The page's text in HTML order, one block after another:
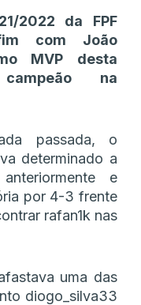
2022 da FPF
com João
MVP desta
na
passada, o
determinado a
e
por 4-3 frente
rafan1k nas
uma das
diogo_silva33